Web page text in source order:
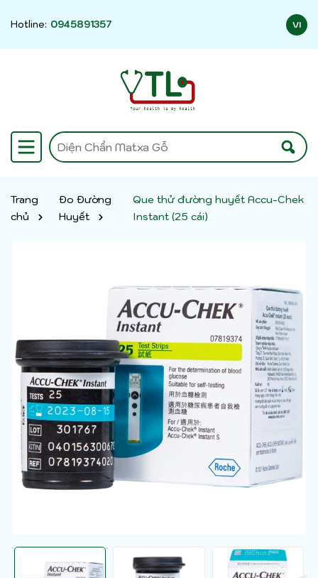
Hotline: 0945891357 VI
Trang
chủ
Đo Đường
Huyết
Que thử đường huyết Accu-Chek
Instant (25 cái)